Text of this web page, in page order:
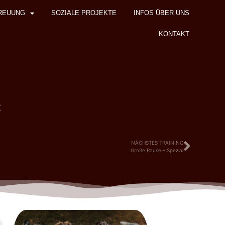
SOZIALE PROJEKTE INFOS ÜBER UNS
KONTAKT
NÄCHSTES TRAINING
Große Pause – Spezial